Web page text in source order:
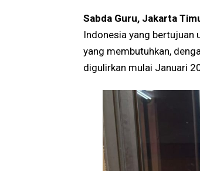
Sabda Guru, Jakarta
Indonesia yang bertujuan
yang membutuhkan,
digulirkan mulai Januari